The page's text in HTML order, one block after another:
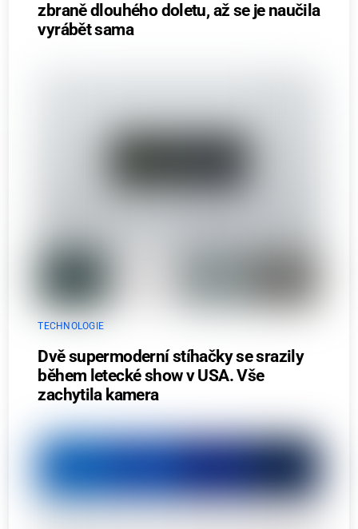
zbraně dlouhého doletu, až se je naučila
vyrábět sama
TECHNOLOGIE
Dvě supermoderní stíhačky se srazily
během letecké show v USA. Vše
zachytila kamera